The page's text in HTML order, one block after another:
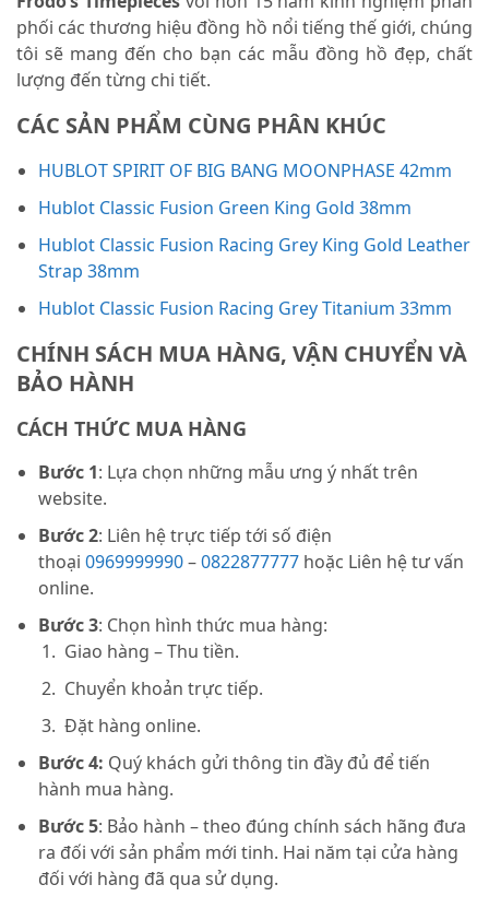
phối các thương hiệu đồng hồ nổi tiếng thế giới, chúng
tôi sẽ mang đến cho bạn các mẫu đồng hồ đẹp, chất
lượng đến từng chi tiết.
CÁC SẢN PHẨM CÙNG PHÂN KHÚC
HUBLOT SPIRIT OF BIG BANG MOONPHASE 42mm
Hublot Classic Fusion Green King Gold 38mm
Hublot Classic Fusion Racing Grey King Gold Leather
Strap 38mm
Hublot Classic Fusion Racing Grey Titanium 33mm
CHÍNH SÁCH MUA HÀNG, VẬN CHUYỂN VÀ
BẢO HÀNH
CÁCH THỨC MUA HÀNG
Bước 1: Lựa chọn những mẫu ưng ý nhất trên
website.
Bước 2: Liên hệ trực tiếp tới số điện
thoại 0969999990–0822877777 hoặc Liên hệ tư vấn
online.
Bước 3: Chọn hình thức mua hàng:
Giao hàng – Thu tiền.
Chuyển khoản trực tiếp.
Đặt hàng online.
Bước 4: Quý khách gửi thông tin đầy đủ để tiến
hành mua hàng.
Bước 5: Bảo hành – theo đúng chính sách hãng đưa
ra đối với sản phẩm mới tinh. Hai năm tại cửa hàng
đối với hàng đã qua sử dụng.